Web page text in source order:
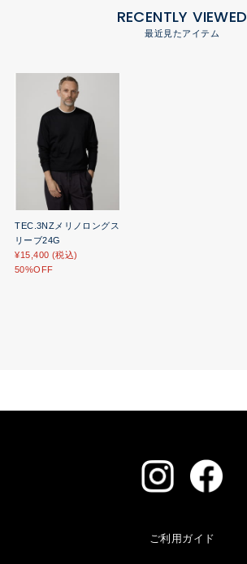
RECENTLY VIEWED
最近見たアイテム
TEC.3NZメリノロングス
リーブ24G
¥15,400 (税込)
50%OFF
ご利用ガイド